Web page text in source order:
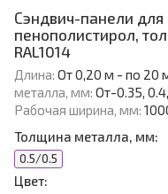
Сэндвич-панели
пенополистирол,
RAL1014
Длина: От 0,20 м - по 20
металла, мм: От-0.35,
Рабочая ширина, мм:
Толщина металла, мм:
0.5/0.5
Цвет: